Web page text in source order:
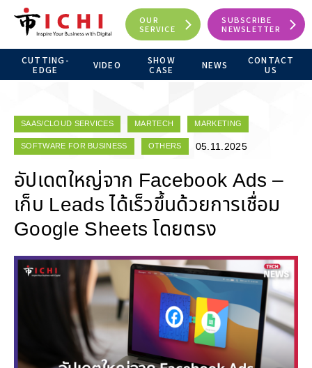
OUR
SERVICE
SUBSCRIBE
NEWSLETTER
CUTTING-
EDGE
VIDEO
SHOW
CASE
NEWS
CONTACT
US
SAAS/CLOUD SERVICES MARTECH
MARKETING
SOFTWARE FOR BUSINESS
OTHERS 05.11.2025
อัปเดตใหญ่จาก Facebook Ads –
เก็บ Leads ได้เร็วขึ้นด้วยการเชื่อม
Google Sheets โดยตรง